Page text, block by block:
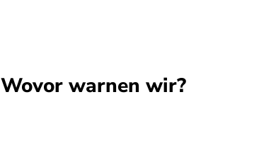
Wovor warnen wir?